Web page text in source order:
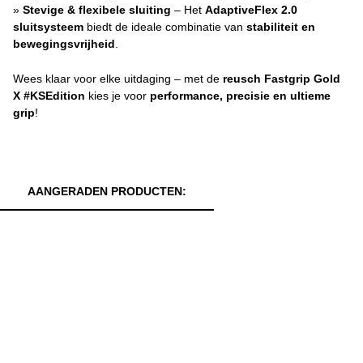
» Stevige & flexibele sluiting – Het AdaptiveFlex 2.0
sluitsysteem biedt de ideale combinatie van stabiliteit en
bewegingsvrijheid
Wees klaar voor elke uitdaging – met de reusch Fastgrip Gold
X #KSEdition kies je voor performance, precisie en ultieme
grip!
AANGERADEN PRODUCTEN: